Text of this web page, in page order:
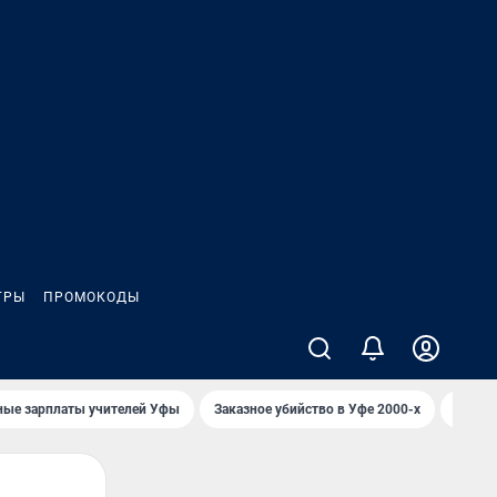
ПРОМОКОДЫ
зарплаты учителей Уфы Заказное убийство в Уфе 2000-х